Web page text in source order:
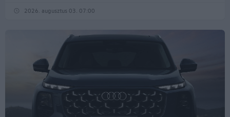
2026. augusztus 03. 07:00